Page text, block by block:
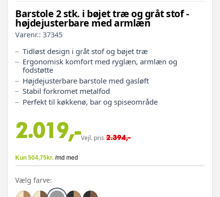
Barstole 2 stk. i bøjet træ og gråt stof -
højdejusterbare med armlæn
Varenr.: 37345
Tidløst design i gråt stof og bøjet træ
Ergonomisk komfort med ryglæn, armlæn og
fodstøtte
Højdejusterbare barstole med gasløft
Stabil forkromet metalfod
Perfekt til køkkenø, bar og spiseområde
2.019,-Vejl. pris 2.394,-
Vælg farve: